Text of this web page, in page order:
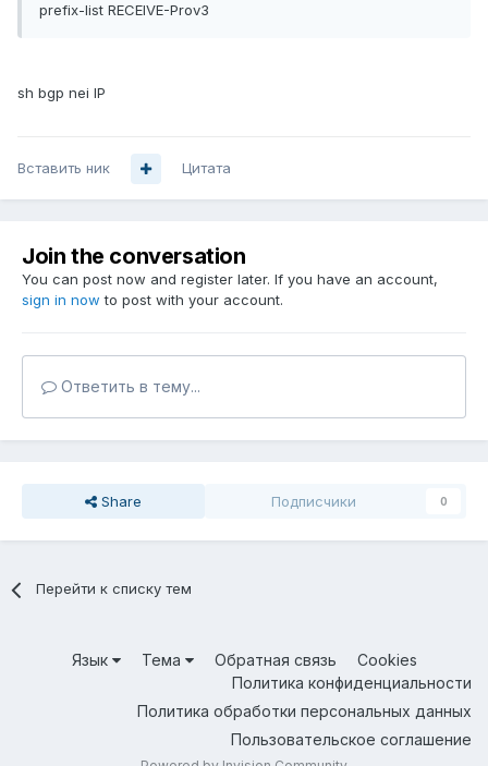
prefix-list RECEIVE-Prov3
sh bgp nei IP
Вставить ник Цитата
Join the conversation
You can post now and register later. If you have an account,
sign in now to post with your account.
Ответить в тему...
Share Подписчики 0
Перейти к списку тем
Язык Тема Обратная связь
Cookies
Политика конфиденциальности
Политика обработки персональных данных
Пользовательское соглашение